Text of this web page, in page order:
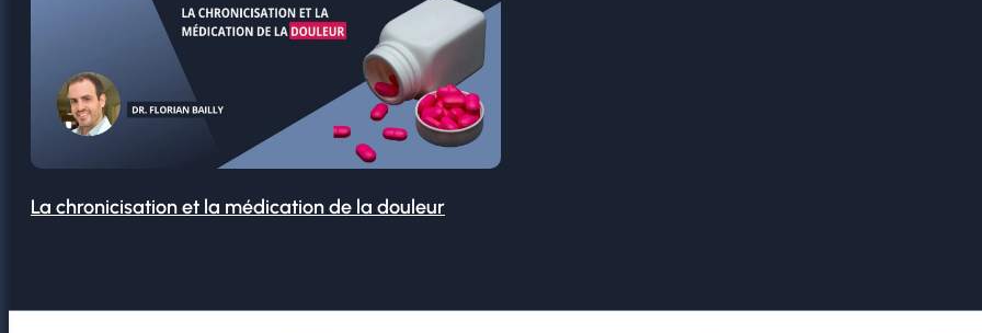
La chronicisation et la médication de la douleur